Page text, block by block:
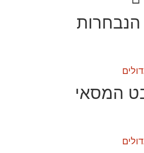
הנבחרות
המסאי